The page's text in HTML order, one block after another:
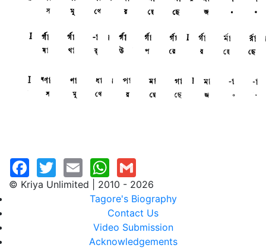
© Kriya Unlimited | 2010 - 2026
Tagore's Biography
Contact Us
Video Submission
Acknowledgements